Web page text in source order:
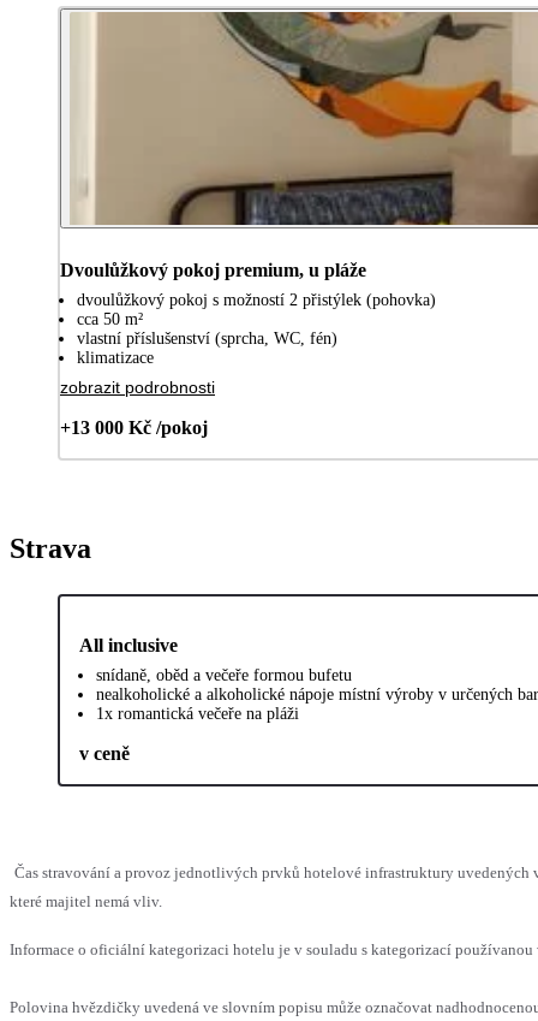
Dvoulůžkový pokoj premium, u pláže
dvoulůžkový pokoj s možností 2 přistýlek (pohovka)
cca 50 m²
vlastní příslušenství (sprcha, WC, fén)
klimatizace
zobrazit podrobnosti
+13 000 Kč /pokoj
Strava
All inclusive
snídaně, oběd a večeře formou bufetu
nealkoholické a alkoholické nápoje místní výroby v určených
1x romantická večeře na pláži
v ceně
Čas stravování a provoz jednotlivých prvků hotelové infrastruktury uvedených
které majitel nemá vliv.
Informace o oficiální kategorizaci hotelu je v souladu s kategorizací
Polovina hvězdičky uvedená ve slovním popisu může označovat